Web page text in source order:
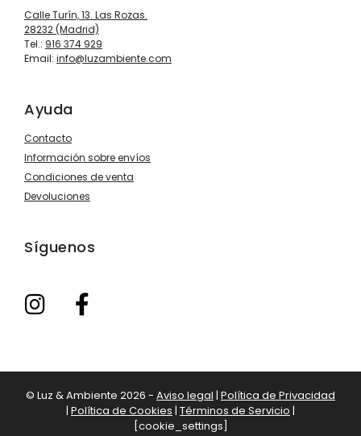
Calle Turín, 13. Las Rozas.
28232 (Madrid)
Tel.: 916 374 929
Email: info@luzambiente.com
Ayuda
Contacto
Información sobre envíos
Condiciones de venta
Devoluciones
Síguenos
© Luz & Ambiente 2026 - Aviso legal | Política de Privacidad
| Política de Cookies | Términos de Servicio |
[cookie_settings]
199,99€